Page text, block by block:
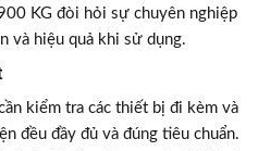
KG đòi hỏi sự chuyên nghiệp
và hiệu quả khi sử dụng.
kiểm tra các thiết bị đi kèm và
đều đầy đủ và đúng tiêu chuẩn.